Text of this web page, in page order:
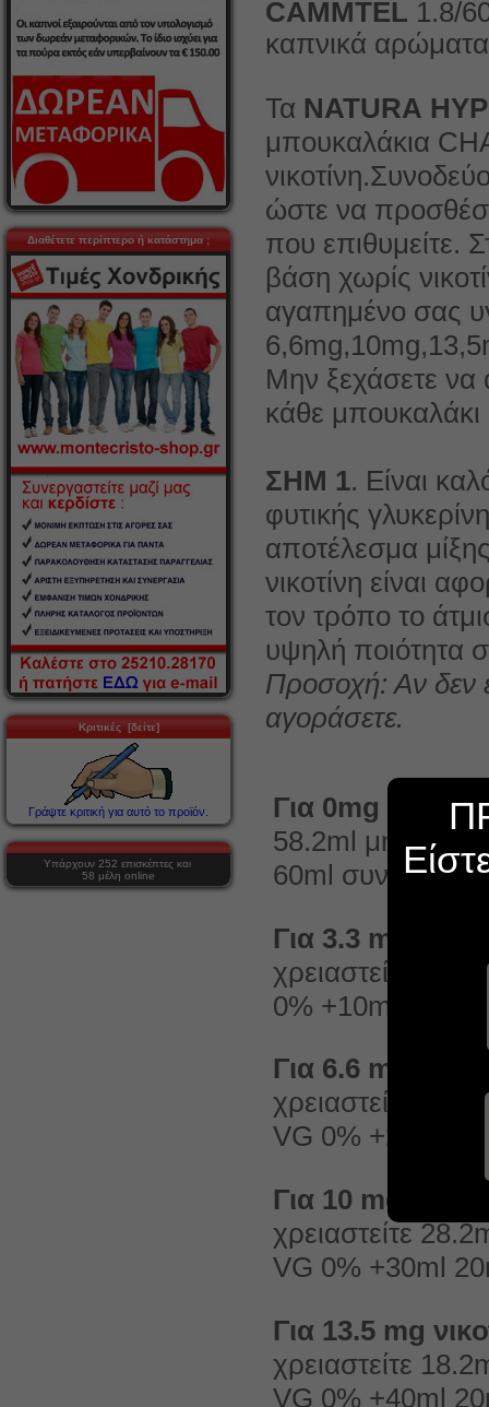
Διαθέτετε περίπτερο ή κατάστημα ;
Κριτικές [δείτε]
Γράψτε κριτική για αυτό το προϊόν.
Υπάρχουν 252 επισκέπτες και
58 μέλη online
CAMMTEL 1.8/
καπνικά
Τα NATURA
μπουκαλάκια
ώστε να
που επιθυμείτε.
βάση χωρίς
αγαπημένο σας
Μην ξεχάσετε να
κάθε
ΣΗΜ 1. Είναι
φυτικής
αποτέλεσμα
νικοτίνη είναι
τον τρόπο το
υψηλή ποιότητα
Προσοχή: Αν δεν
αγοράσετε.
Για 0mg
58.2ml
60ml συνολικό
Για 3.3 mg
χρειαστείτε
0% +10ml 20mg
Για 6.6 mg
χρειαστείτε
VG 0% +20ml
Για 10 mg
χρειαστείτε
VG 0% +30ml
Για 13.5 mg
χρειαστείτε
VG 0% +40ml